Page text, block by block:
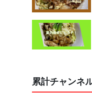
累計チャンネ